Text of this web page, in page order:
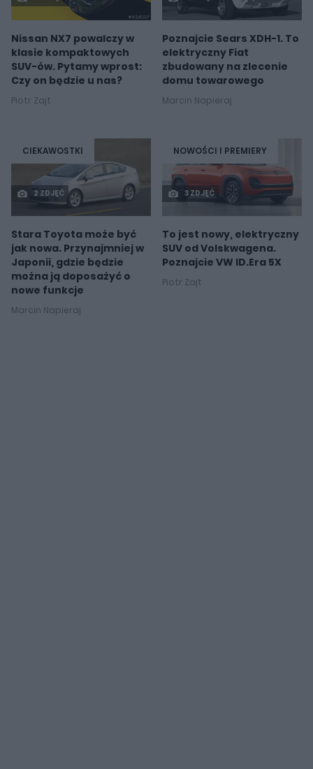
Nissan NX7 powalczy w
klasie kompaktowych
SUV-ów. Pytamy wprost:
Czy on będzie u nas?
Piotr Zajt
Poznajcie Sears XDH-1. To
elektryczny Fiat
zbudowany na zlecenie
domu towarowego
Marcin Napieraj
CIEKAWOSTKI
2 ZDJĘĆ
Stara Toyota może być
jak nowa. Przynajmniej w
Japonii, gdzie będzie
można ją doposażyć o
nowe funkcje
Marcin Napieraj
NOWOŚCI I PREMIERY
3 ZDJĘĆ
To jest nowy, elektryczny
SUV od Volskwagena.
Poznajcie VW ID.Era 5X
Piotr Zajt